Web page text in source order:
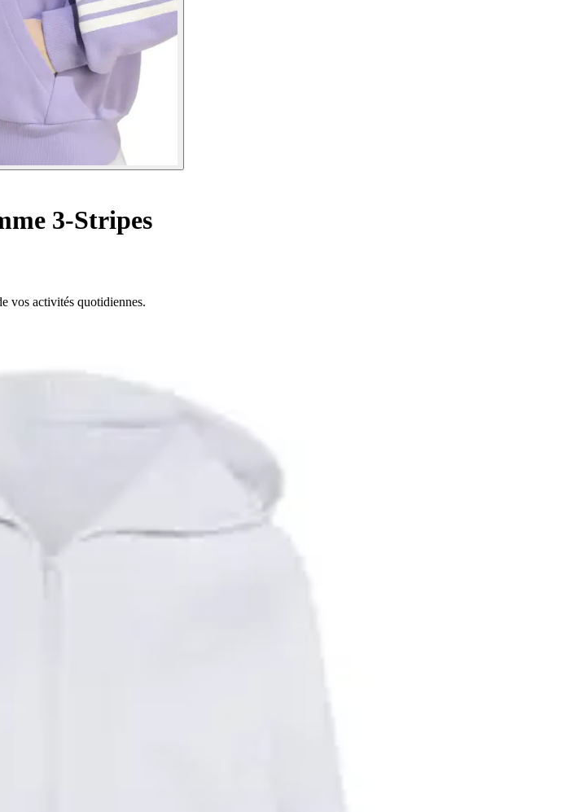
3-Stripes
vos activités quotidiennes.